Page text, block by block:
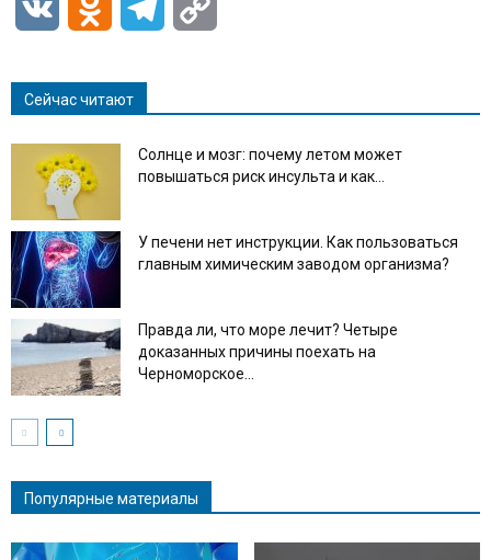
VK Odnoklassniki
Telegram
Сейчас читают
Солнце и мозг: почему летом может
повышаться риск инсульта и как...
У печени нет инструкции. Как пользоваться
главным химическим заводом организма?
Правда ли, что море лечит? Четыре
доказанных причины поехать на
Черноморское...
Популярные материалы